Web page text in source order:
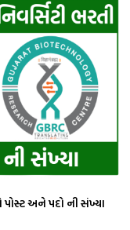
પોસ્ટ અને પદો ની સંખ્યા